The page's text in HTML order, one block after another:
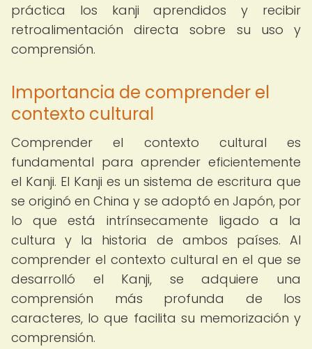
práctica los kanji aprendidos y recibir
retroalimentación directa sobre su uso y
comprensión.
Importancia de comprender el
contexto cultural
Comprender el contexto cultural es
fundamental para aprender eficientemente
el Kanji. El Kanji es un sistema de escritura que
se originó en China y se adoptó en Japón, por
lo que está intrínsecamente ligado a la
cultura y la historia de ambos países. Al
comprender el contexto cultural en el que se
desarrolló el Kanji, se adquiere una
comprensión más profunda de los
caracteres, lo que facilita su memorización y
comprensión.